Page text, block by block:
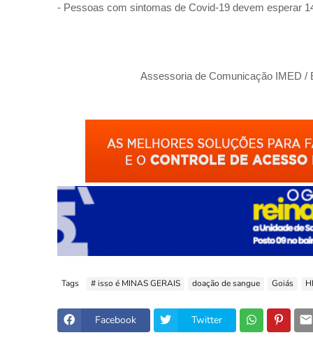
- Pessoas com sintomas de Covid-19 devem esperar
Assessoria de Comunicação IMED /
Tags # isso é MINAS GERAIS doação de sangue Goiás
Facebook Twitter